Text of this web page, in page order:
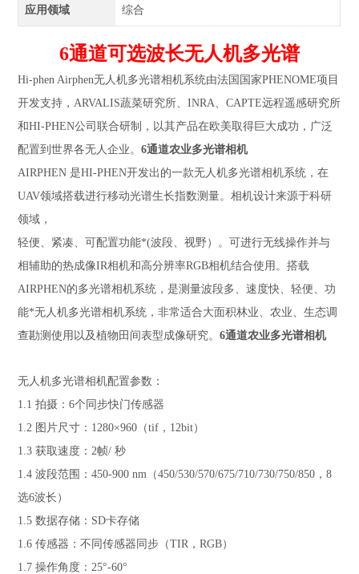
应用领域 综合
6通道可选波长无人机多光谱
Hi-phen Airphen无人机多光谱相机系统由法国国家PHENOME项目
开发支持，ARVALIS蔬菜研究所、INRA、CAPTE远程遥感研究所
和HI-PHEN公司联合研制，以其产品在欧美取得巨大成功，广泛
配置到世界各无人企业。6通道农业多光谱相机
AIRPHEN 是HI-PHEN开发出的一款无人机多光谱相机系统，在
UAV领域搭载进行移动光谱生长指数测量。相机设计来源于科研
领域，
轻便、紧凑、可配置功能*(波段、视野）。可进行无线操作并与
相辅助的热成像IR相机和高分辨率RGB相机结合使用。搭载
AIRPHEN的多光谱相机系统，是测量波段多、速度快、轻便、功
能*无人机多光谱相机系统，非常适合大面积林业、农业、生态调
查勘测使用以及植物田间表型成像研究。6通道农业多光谱相机
无人机多光谱相机配置参数：
1.1 拍摄：6个同步快门传感器
1.2 图片尺寸：1280×960（tif，12bit）
1.3 获取速度：2帧/ 秒
1.4 波段范围：450-900 nm（450/530/570/675/710/730/750/850，8
选6波长）
1.5 数据存储：SD卡存储
1.6 传感器：不同传感器同步（TIR，RGB）
1.7 操作角度：25°-60°